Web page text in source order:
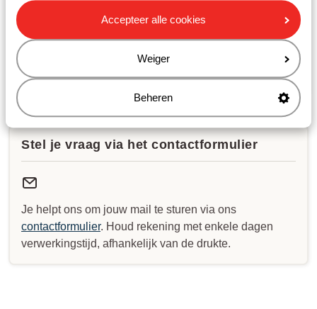
Accepteer alle cookies
Weiger
Beheren
Openingstijden:
Maandag t/m vrijdag: 09:00-20:00
Zaterdag & zondag: 10:00-17:00
Bekijk afwijkende openingstijden
Stel je vraag via het contactformulier
Je helpt ons om jouw mail te sturen via ons
contactformulier. Houd rekening met enkele dagen
verwerkingstijd, afhankelijk van de drukte.